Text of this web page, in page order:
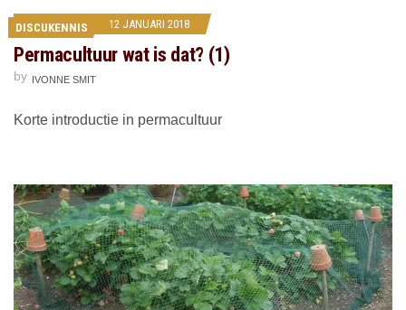
DISCUKENNIS 12 JANUARI 2018
Permacultuur wat is dat? (1)
by IVONNE SMIT
Korte introductie in permacultuur